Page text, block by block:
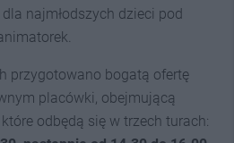
najmłodszych dzieci pod
przygotowano bogatą ofertę
placówki, obejmującą
odbędą się w trzech turach: